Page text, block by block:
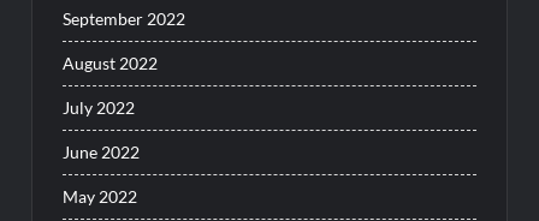
September 2022
August 2022
July 2022
June 2022
May 2022